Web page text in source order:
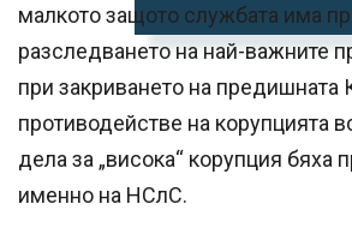
малкото защото службата има
разследването на най-важните
при закриването на предишната
противодействе на корупцията
дела за „висока“ корупция бяха
именно на НСлС.